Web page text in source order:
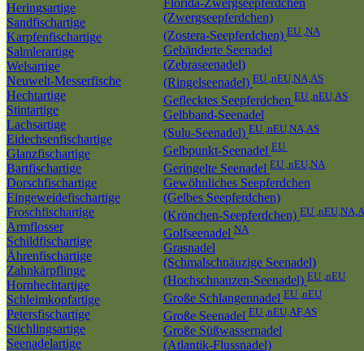
Heringsartige
Sandfischartige
Karpfenfischartige
Salmlerartige
Welsartige
Neuwelt-Messerfische
Hechtartige
Stintartige
Lachsartige
Eidechsenfischartige
Glanzfischartige
Bartfischartige
Dorschfischartige
Eingeweidefischartige
Froschfischartige
Armflosser
Schildfischartige
Ährenfischartige
Zahnkärpflinge
Hornhechtartige
Schleimkopfartige
Petersfischartige
Stichlingsartige
Seenadelartige
Florida-Zwergseepferdchen
(Zwergseepferdchen)
(Zostera-Seepferdchen) EU ,NA
Gebänderte Seenadel
(Zebraseenadel)
(Ringelseenadel) EU ,nEU,NA,AS
Geflecktes Seepferdchen EU ,nEU,AS
Gelbband-Seenadel
(Sulu-Seenadel) EU ,nEU,NA,AS
Gelbpunkt-Seenadel EU
Geringelte Seenadel EU ,nEU,NA
Gewöhnliches Seepferdchen
(Gelbes Seepferdchen)
(Krönchen-Seepferdchen) EU
Golfseenadel NA
Grasnadel
(Schmalschnäuzige Seenadel)
(Hochschnauzen-Seenadel) EU ,nEU
Große Schlangennadel EU ,nEU
Große Seenadel EU ,nEU,AF,AS
Große Süßwassernadel
(Atlantik-Flussnadel)